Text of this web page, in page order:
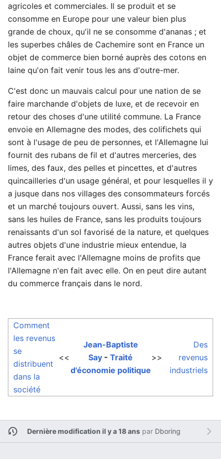
agricoles et commerciales. Il se produit et se
consomme en Europe pour une valeur bien plus
grande de choux, qu'il ne se consomme d'ananas ; et
les superbes châles de Cachemire sont en France un
objet de commerce bien borné auprès des cotons en
laine qu'on fait venir tous les ans d'outre-mer.
C'est donc un mauvais calcul pour une nation de se
faire marchande d'objets de luxe, et de recevoir en
retour des choses d'une utilité commune. La France
envoie en Allemagne des modes, des colifichets qui
sont à l'usage de peu de personnes, et l'Allemagne lui
fournit des rubans de fil et d'autres merceries, des
limes, des faux, des pelles et pincettes, et d'autres
quincailleries d'un usage général, et pour lesquelles il y
a jusque dans nos villages des consommateurs forcés
et un marché toujours ouvert. Aussi, sans les vins,
sans les huiles de France, sans les produits toujours
renaissants d'un sol favorisé de la nature, et quelques
autres objets d'une industrie mieux entendue, la
France ferait avec l'Allemagne moins de profits que
l'Allemagne n'en fait avec elle. On en peut dire autant
du commerce français dans le nord.
Comment
les revenus
se
distribuent
dans la
société
<<
Jean-Baptiste
Say - Traité
d'économie politique
>>
Des
revenus
industriels
Dernière modification il y a 18 anspar Dboring